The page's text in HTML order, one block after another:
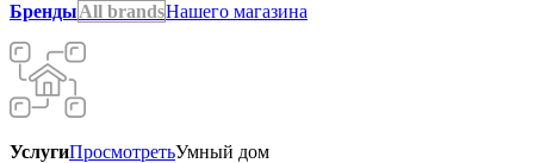
БрендыAll brandsНашего магазина
УслугиПросмотретьУмный дом